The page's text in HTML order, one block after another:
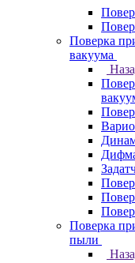
Поверка
вакуума
Поверка
пыли